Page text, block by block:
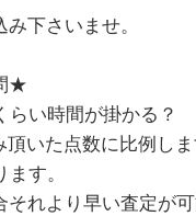
下さいませ。
★
らい時間が掛かる？
頂いた点数に比例し
す。
れより早い査定が